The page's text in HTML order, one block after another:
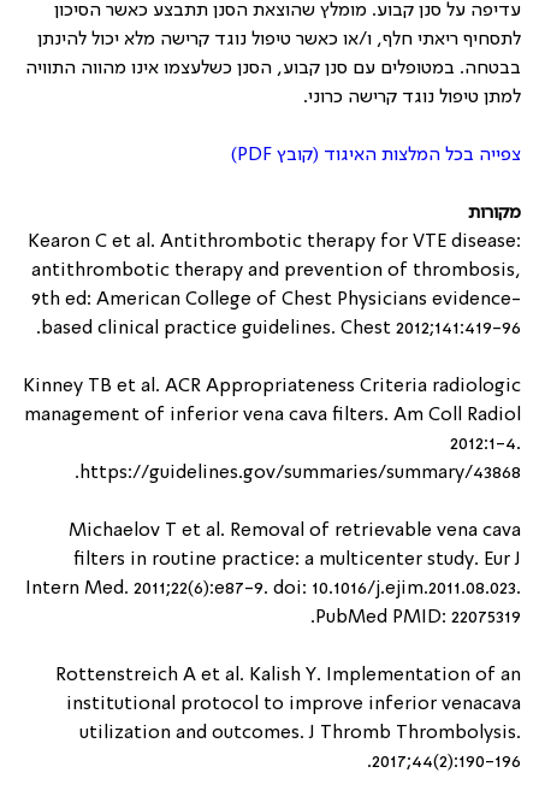
עדיפה על סנן קבוע. מומלץ שהוצאת הסנן תתבצע כאשר הסיכון
לתסחיף ריאתי חלף, ו/או כאשר טיפול נוגד קרישה מלא יכול להינתן
בבטחה. במטופלים עם סנן קבוע, הסנן כשלעצמו אינו מהווה התוויה
למתן טיפול נוגד קרישה כרוני.
צפייה בכל המלצות האיגוד (קובץ PDF)
מקורות
Kearon C et al. Antithrombotic therapy for VTE disease:
antithrombotic therapy and prevention of thrombosis,
9th ed: American College of Chest Physicians evidence-
based clinical practice guidelines. Chest 2012;141:419-96.
Kinney TB et al. ACR Appropriateness Criteria radiologic
management of inferior vena cava filters. Am Coll Radiol
2012:1-4.
https://guidelines.gov/summaries/summary/43868
.
Michaelov T et al. Removal of retrievable vena cava
filters in routine practice: a multicenter study. Eur J
Intern Med. 2011;22(6):e87-9. doi: 10.1016/j.ejim.2011.08.023.
PubMed PMID: 22075319
.
Rottenstreich A et al. Kalish Y. Implementation of an
institutional protocol to improve inferior venacava
utilization and outcomes. J Thromb Thrombolysis.
2017;44(2):190-196.